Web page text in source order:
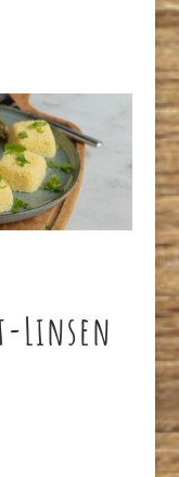
Linsen